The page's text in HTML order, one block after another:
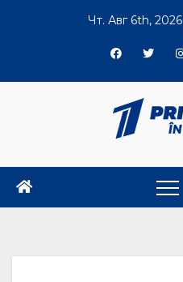
Чт. Авг 6th, 2026